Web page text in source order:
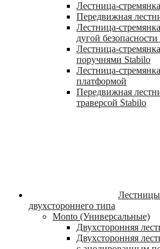
Лестница-
Передвижная
Лестница-
дугой
Лестница-
поручнями Stabilo
Лестница-
платформой
Передвижная
траверсой Stabilo
двухстороннего типа
Monto (Универсальные)
Двухсторонняя
Двухсторонняя